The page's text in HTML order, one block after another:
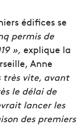
édifices se
permis de
», explique la
Anne
très vite, avant
le délai de
lancer les
des premiers